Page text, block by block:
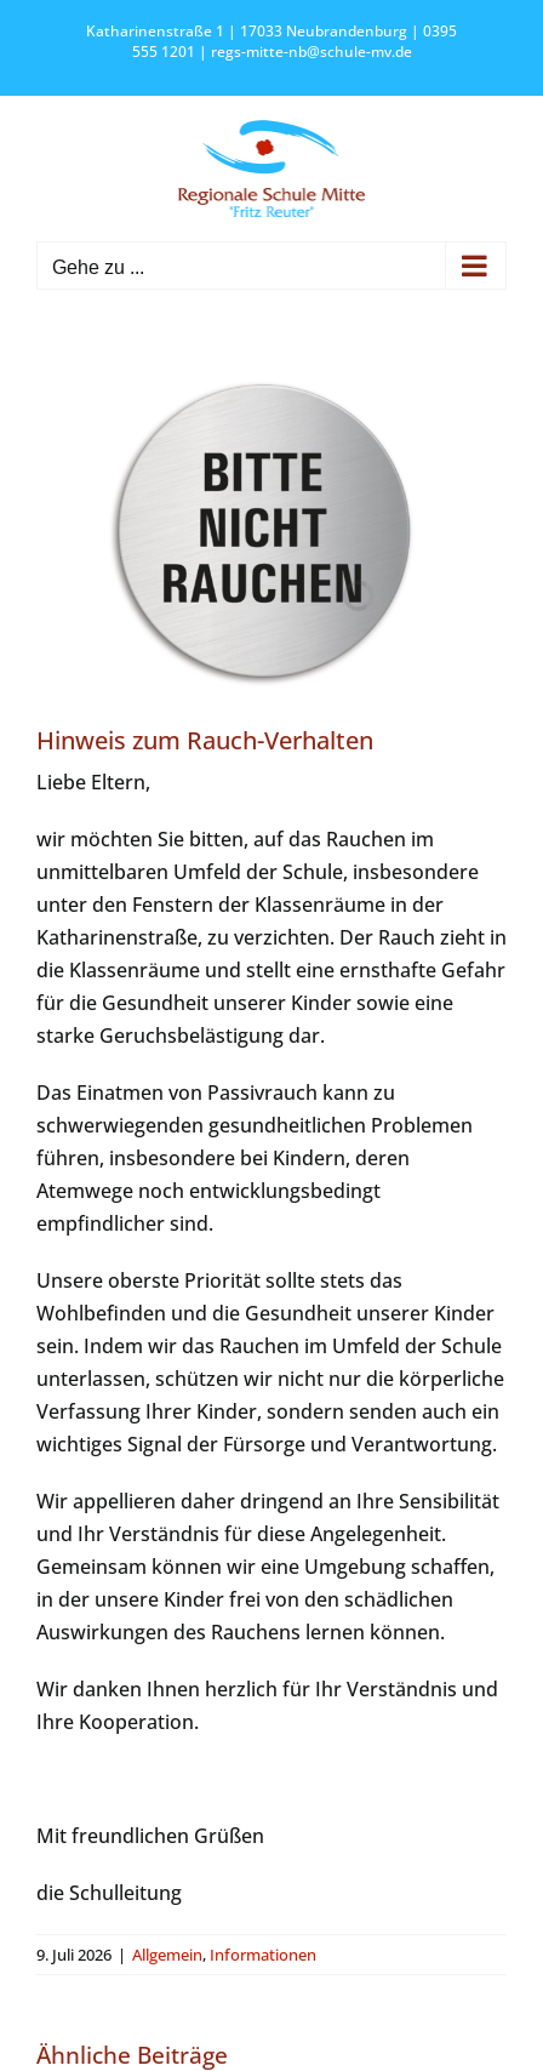
Katharinenstraße 1 | 17033 Neubrandenburg | 0395
555 1201 | regs-mitte-nb@schule-mv.de
Gehe zu ...
Hinweis zum Rauch-Verhalten
Liebe Eltern,
wir möchten Sie bitten, auf das Rauchen im
unmittelbaren Umfeld der Schule, insbesondere
unter den Fenstern der Klassenräume in der
Katharinenstraße, zu verzichten. Der Rauch zieht in
die Klassenräume und stellt eine ernsthafte Gefahr
für die Gesundheit unserer Kinder sowie eine
starke Geruchsbelästigung dar.
Das Einatmen von Passivrauch kann zu
schwerwiegenden gesundheitlichen Problemen
führen, insbesondere bei Kindern, deren
Atemwege noch entwicklungsbedingt
empfindlicher sind.
Unsere oberste Priorität sollte stets das
Wohlbefinden und die Gesundheit unserer Kinder
sein. Indem wir das Rauchen im Umfeld der Schule
unterlassen, schützen wir nicht nur die körperliche
Verfassung Ihrer Kinder, sondern senden auch ein
wichtiges Signal der Fürsorge und Verantwortung.
Wir appellieren daher dringend an Ihre Sensibilität
und Ihr Verständnis für diese Angelegenheit.
Gemeinsam können wir eine Umgebung schaffen,
in der unsere Kinder frei von den schädlichen
Auswirkungen des Rauchens lernen können.
Wir danken Ihnen herzlich für Ihr Verständnis und
Ihre Kooperation.
Mit freundlichen Grüßen
die Schulleitung
9. Juli 2026 | Allgemein, Informationen
Ähnliche Beiträge